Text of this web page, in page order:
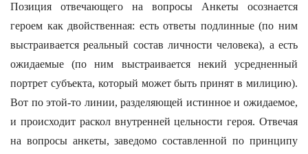
Позиция отвечающего на вопросы Анкеты осознается
героем как двойственная: есть ответы подлинные (по ним
выстраивается реальный состав личности человека), а есть
ожидаемые (по ним выстраивается некий усредненный
портрет субъекта, который может быть принят в милицию).
Вот по этой-то линии, разделяющей истинное и ожидаемое,
и происходит раскол внутренней цельности героя. Отвечая
на вопросы анкеты, заведомо составленной по принципу